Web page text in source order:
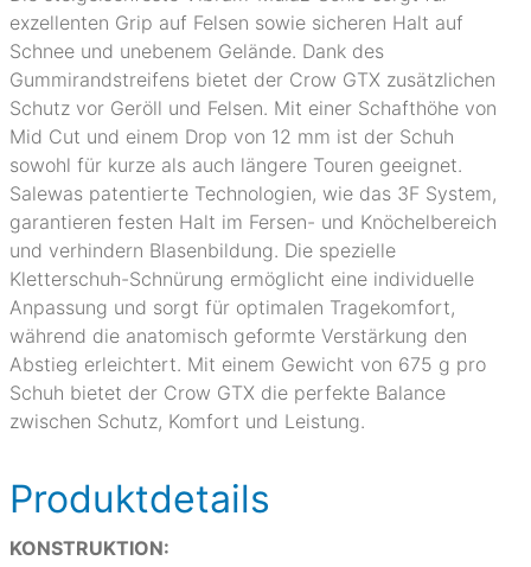
exzellenten Grip auf Felsen sowie sicheren Halt auf
Schnee und unebenem Gelände. Dank des
Gummirandstreifens bietet der Crow GTX zusätzlichen
Schutz vor Geröll und Felsen. Mit einer Schafthöhe von
Mid Cut und einem Drop von 12 mm ist der Schuh
sowohl für kurze als auch längere Touren geeignet.
Salewas patentierte Technologien, wie das 3F System,
garantieren festen Halt im Fersen- und Knöchelbereich
und verhindern Blasenbildung. Die spezielle
Kletterschuh-Schnürung ermöglicht eine individuelle
Anpassung und sorgt für optimalen Tragekomfort,
während die anatomisch geformte Verstärkung den
Abstieg erleichtert. Mit einem Gewicht von 675 g pro
Schuh bietet der Crow GTX die perfekte Balance
zwischen Schutz, Komfort und Leistung.
Produktdetails
KONSTRUKTION: